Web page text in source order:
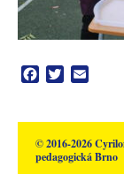
Facebook
Twitter
© 2016-2026
pedagogická Brno